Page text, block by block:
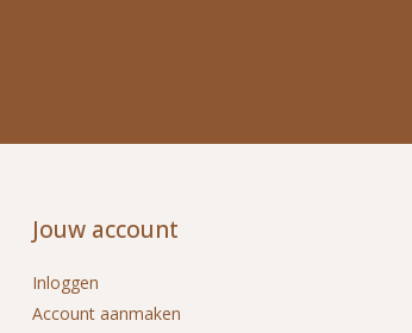
Jouw account
Inloggen
Account aanmaken